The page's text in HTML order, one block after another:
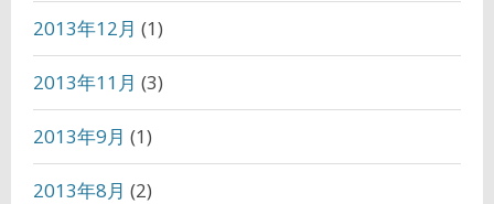
2013年12月 (1)
2013年11月 (3)
2013年9月 (1)
2013年8月 (2)